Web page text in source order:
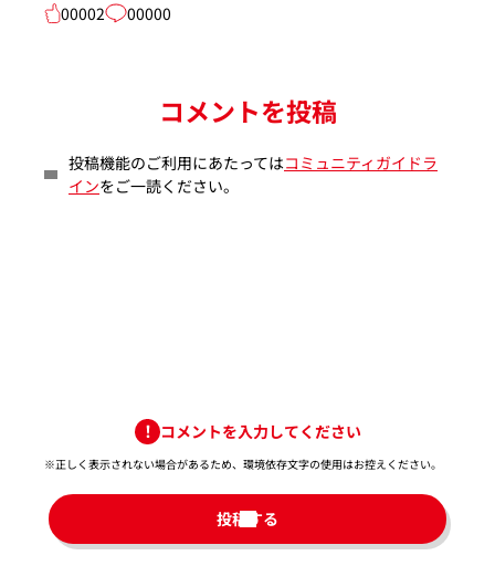
00002
00000
コメントを投稿
投稿機能のご利用にあたってはコミュニティガイドラ
インをご一読ください。
コメントを入力してください
※正しく表示されない場合があるため、環境依存文字の使用はお控えください。​
投稿する